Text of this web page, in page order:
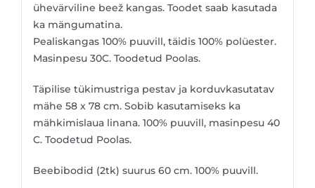
ühevärviline beež kangas. Toodet saab kasutada
ka mängumatina.
Pealiskangas 100% puuvill, täidis 100% polüester.
Masinpesu 30C. Toodetud Poolas.
Täpilise tükimustriga pestav ja korduvkasutatav
mähe 58 x 78 cm. Sobib kasutamiseks ka
mähkimislaua linana. 100% puuvill, masinpesu 40
C. Toodetud Poolas.
Beebibodid (2tk) suurus 60 cm. 100% puuvill.